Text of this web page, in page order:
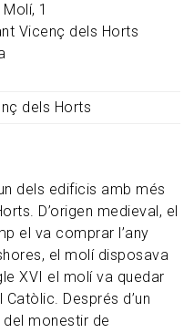
dels edificis amb més
D’origen medieval, el
el va comprar l’any
el molí disposava
XVI el molí va quedar
Després d’un
monestir de
1
Vicenç dels Horts
dels Horts